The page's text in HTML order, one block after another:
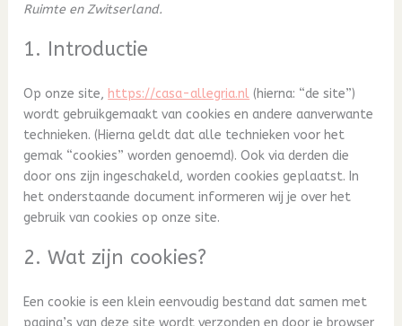
Ruimte en Zwitserland.
1. Introductie
Op onze site, https://casa-allegria.nl (hierna: “de site”)
wordt gebruikgemaakt van cookies en andere aanverwante
technieken. (Hierna geldt dat alle technieken voor het
gemak “cookies” worden genoemd). Ook via derden die
door ons zijn ingeschakeld, worden cookies geplaatst. In
het onderstaande document informeren wij je over het
gebruik van cookies op onze site.
2. Wat zijn cookies?
Een cookie is een klein eenvoudig bestand dat samen met
pagina’s van deze site wordt verzonden en door je browser